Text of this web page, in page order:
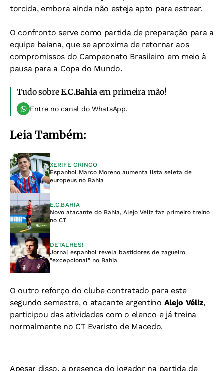
torcida, embora ainda não esteja apto para estrear.
O confronto serve como partida de preparação para a
equipe baiana, que se aproxima de retornar aos
compromissos do Campeonato Brasileiro em meio à
pausa para a Copa do Mundo.
Tudo sobreE.C.Bahia em primeira mão!
Entre no canal do WhatsApp.
Leia Também:
XERIFE GRINGO
Espanhol Marco Moreno aumenta lista seleta de
europeus no Bahia
E.C.BAHIA
Novo atacante do Bahia, Alejo Véliz faz primeiro treino
no CT
DETALHES!
Jornal espanhol revela bastidores de zagueiro
"excepcional" no Bahia
O outro reforço do clube contratado para este
segundo semestre, o atacante argentino Alejo Véliz,
participou das atividades com o elenco e já treina
normalmente no CT Evaristo de Macedo.
Apesar disso, a presença do jogador na partida de